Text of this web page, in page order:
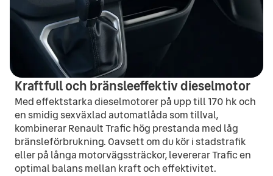
Kraftfull och bränsleeffektiv dieselmotor
Med effektstarka dieselmotorer på upp till 170 hk och
en smidig sexväxlad automatlåda som tillval,
kombinerar Renault Trafic hög prestanda med låg
bränsleförbrukning. Oavsett om du kör i stadstrafik
eller på långa motorvägssträckor, levererar Trafic en
optimal balans mellan kraft och effektivitet.